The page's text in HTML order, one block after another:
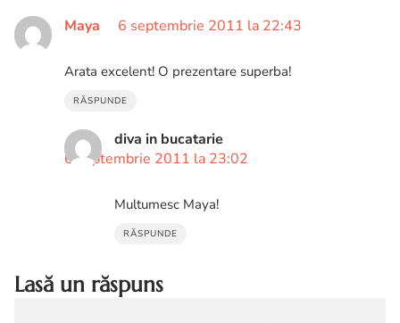
Maya 6 septembrie 2011 la 22:43
Arata excelent! O prezentare superba!
RĂSPUNDE
diva in bucatarie
6 septembrie 2011 la 23:02
Multumesc Maya!
RĂSPUNDE
Lasă un răspuns